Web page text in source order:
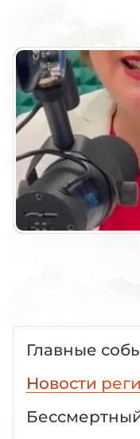
Главные
Новости